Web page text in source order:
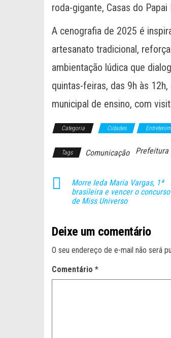
roda-gigante, Casas do
A cenografia de 2025 é
artesanato tradicional,
ambientação lúdica que
quintas-feiras, das 9h às
municipal de ensino, com
Categoria Cidades
Tags Comunicação Prefeitura
Morre Ieda Maria Vargas, 1ª
brasileira e vencer o concurso
de Miss Universo
Deixe um comentário
O seu endereço de e-mail não será
Comentário *